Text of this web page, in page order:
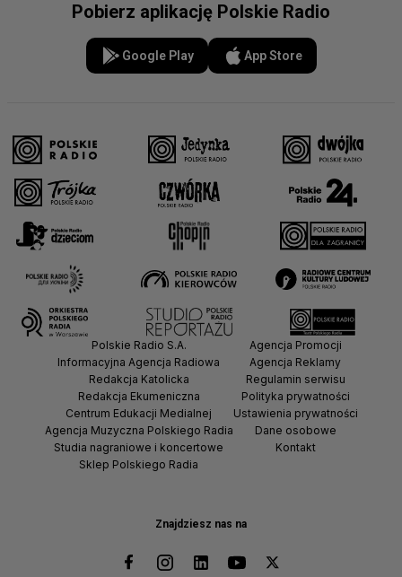
Pobierz aplikację Polskie Radio
Google Play App Store
Znajdziesz nas na
Polskie Radio S.A.
Informacyjna Agencja Radiowa
Redakcja Katolicka
Redakcja Ekumeniczna
Centrum Edukacji Medialnej
Agencja Muzyczna Polskiego Radia
Studia nagraniowe i koncertowe
Sklep Polskiego Radia
Agencja Promocji
Agencja Reklamy
Regulamin serwisu
Polityka prywatności
Ustawienia prywatności
Dane osobowe
Kontakt